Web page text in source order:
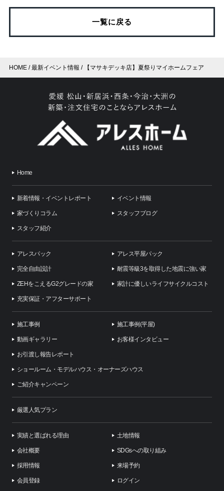
HOME 最新イベント情報 【マサキデッキ店】夏祭りマイホームフェア
一覧に戻る
Home
新着情報・イベントレポート イベント情報
家づくりコラム スタッフブログ
スタッフ紹介
アレスパック アレス平屋パック
完全自由設計 耐震等級3を取得した地震に強い家
ZEHをこえるG2グレードの家 家計に優しいライフサイクルコスト
充実保証・アフターサポート
施工事例 施工事例(平屋)
動画ギャラリー お客様インタビュー
お引渡し報告レポート
ショールーム・モデルハウス・オーナーズハウス
ご紹介キャンペーン
厳選人気プラン
実績と選ばれる理由 土地情報
会社概要 SDGsへの取り組み
採用情報 来場予約
会員登録 ログイン